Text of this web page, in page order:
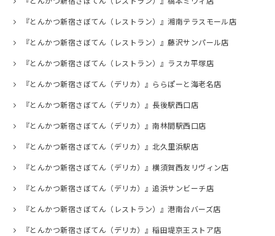
『とんかつ新宿さぼてん（レストラン）』湘南テラスモール店
『とんかつ新宿さぼてん（レストラン）』藤沢サンパール店
『とんかつ新宿さぼてん（レストラン）』ラスカ平塚店
『とんかつ新宿さぼてん（デリカ）』ららぽーと海老名店
『とんかつ新宿さぼてん（デリカ）』長後駅西口店
『とんかつ新宿さぼてん（デリカ）』南林間駅西口店
『とんかつ新宿さぼてん（デリカ）』北久里浜駅店
『とんかつ新宿さぼてん（デリカ）』横須賀西友リヴィン店
『とんかつ新宿さぼてん（デリカ）』追浜サンビーチ店
『とんかつ新宿さぼてん（レストラン）』港南台バーズ店
『とんかつ新宿さぼてん（デリカ）』稲田堤京王ストア店